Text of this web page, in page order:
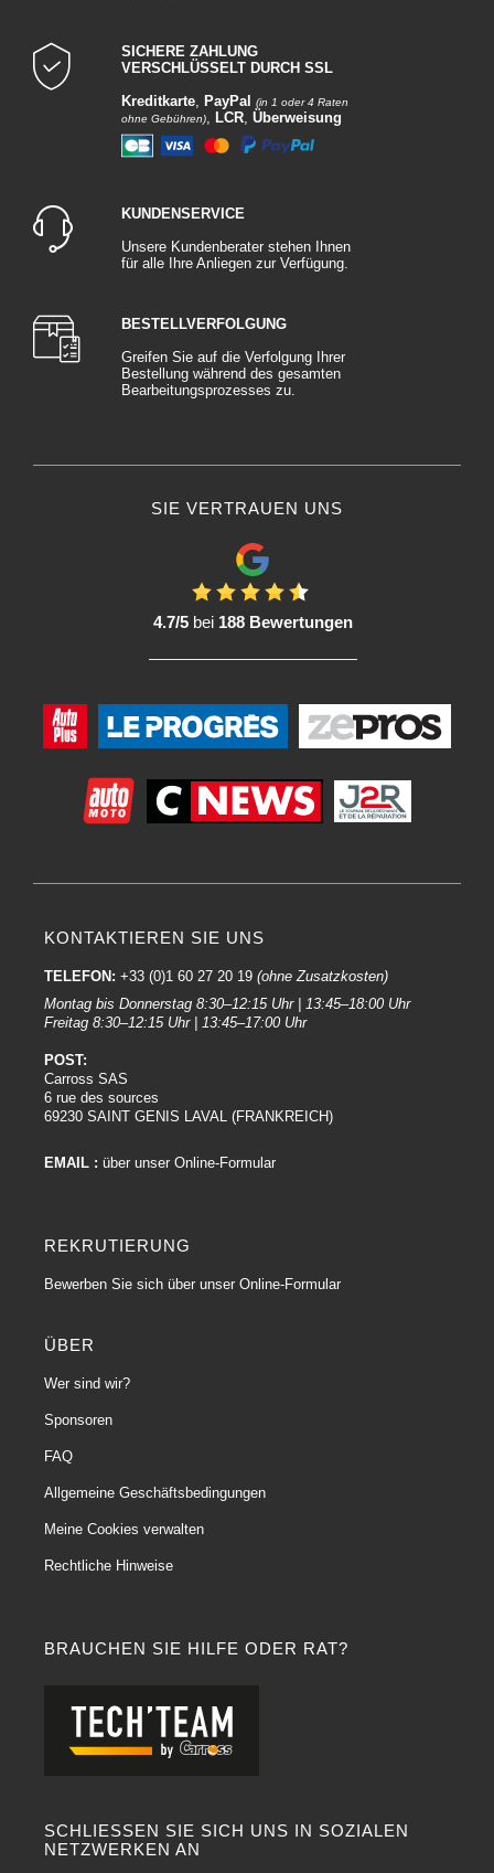
SICHERE ZAHLUNG
VERSCHLÜSSELT DURCH SSL
Kreditkarte, PayPal
(in 1 oder 4 Raten
ohne Gebühren), LCR, Überweisung
KUNDENSERVICE
Unsere Kundenberater stehen Ihnen
für alle Ihre Anliegen zur Verfügung.
BESTELLVERFOLGUNG
Greifen Sie auf die Verfolgung Ihrer
Bestellung während des gesamten
Bearbeitungsprozesses zu.
SIE VERTRAUEN UNS
4.7/5bei 188 Bewertungen
BRAUCHEN SIE HILFE ODER RAT?
SCHLIESSEN SIE SICH UNS IN SOZIALEN
NETZWERKEN AN
KONTAKTIEREN SIE UNS
TELEFON: +33 (0)1 60 27 20 19 (ohne Zusatzkosten)
Montag bis Donnerstag 8:30–12:15 Uhr | 13:45–18:00 Uhr
Freitag 8:30–12:15 Uhr | 13:45–17:00 Uhr
POST:
Carross SAS
6 rue des sources
69230 SAINT GENIS LAVAL (FRANKREICH)
EMAIL : über unser Online-Formular
REKRUTIERUNG
Bewerben Sie sich über unser Online-Formular
ÜBER
Wer sind wir?
Sponsoren
FAQ
Allgemeine Geschäftsbedingungen
Meine Cookies verwalten
Rechtliche Hinweise